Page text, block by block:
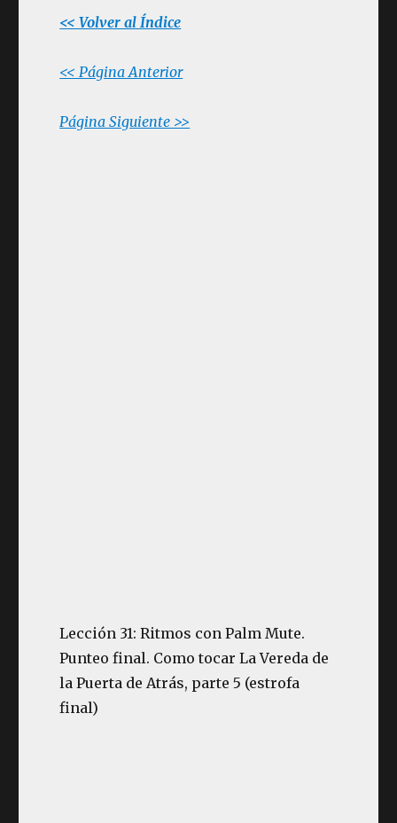
<< Volver al Índice
<< Página Anterior
Página Siguiente >>
Lección 31: Ritmos con Palm Mute.
Punteo final. Como tocar La Vereda de
la Puerta de Atrás, parte 5 (estrofa
final)